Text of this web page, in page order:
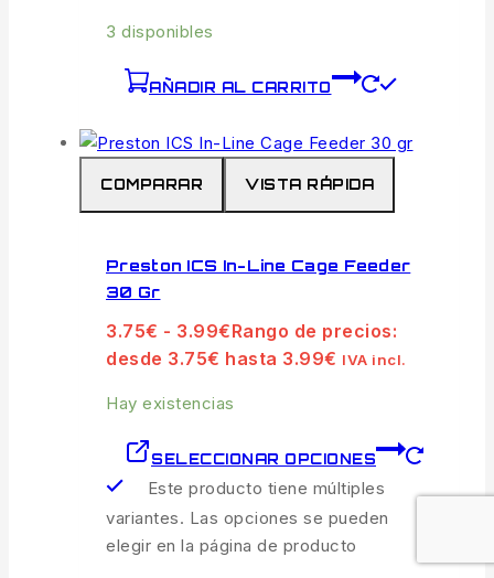
3 disponibles
AÑADIR AL CARRITO
COMPARAR VISTA RÁPIDA
Preston ICS In-Line Cage Feeder
30 Gr
3.75€ - 3.99€Rango de precios:
desde 3.75€ hasta 3.99€ IVA incl.
Hay existencias
SELECCIONAR OPCIONES
Este producto tiene múltiples
variantes. Las opciones se pueden
elegir en la página de producto